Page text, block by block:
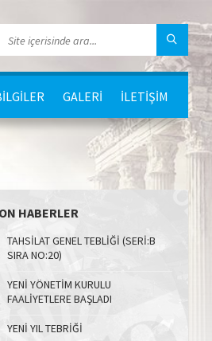
GALERİ İLETİŞİM
HABERLER
TAHSİLAT GENEL TEBLİĞİ (SERİ:B
SIRA NO:20)
YENİ YÖNETİM KURULU
FAALİYETLERE BAŞLADI
YENİ YIL TEBRİĞİ